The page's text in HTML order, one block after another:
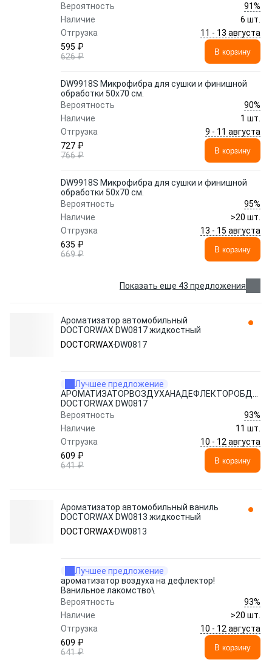
Вероятность
91%
Наличие
6 шт.
Отгрузка
11 - 13 августа
595 ₽
626 ₽
В корзину
DW9918S Микрофибра для сушки и финишной
обработки 50x70 см.
Вероятность
90%
Наличие
1 шт.
Отгрузка
9 - 11 августа
727 ₽
766 ₽
В корзину
DW9918S Микрофибра для сушки и финишной
обработки 50x70 см.
Вероятность
95%
Наличие
>20 шт.
Отгрузка
13 - 15 августа
635 ₽
669 ₽
В корзину
Показать еще 43 предложения
Ароматизатор автомобильный
DOCTORWAX DW0817 жидкостный
DOCTORWAX DW0817
Лучшее предложение
DOCTORWAX DW0817
Вероятность
93%
Наличие
11 шт.
Отгрузка
10 - 12 августа
609 ₽
641 ₽
В корзину
Ароматизатор автомобильный ваниль
DOCTORWAX DW0813 жидкостный
DOCTORWAX DW0813
Лучшее предложение
ароматизатор воздуха на дефлектор!
Ванильное лакомство\
Вероятность
93%
Наличие
>20 шт.
Отгрузка
10 - 12 августа
609 ₽
641 ₽
В корзину